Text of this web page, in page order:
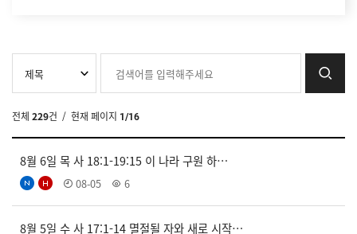
전체 229건 / 현재 페이지 1/16
8월 6일 목 사 18:1-19:15 이 나라 구원 하…
08-05 6
8월 5일 수 사 17:1-14 멸절될 자와 새로 시작…